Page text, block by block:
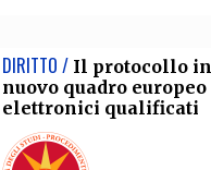
DIRITTO / Il protocollo
nuovo quadro
elettronici qualificati